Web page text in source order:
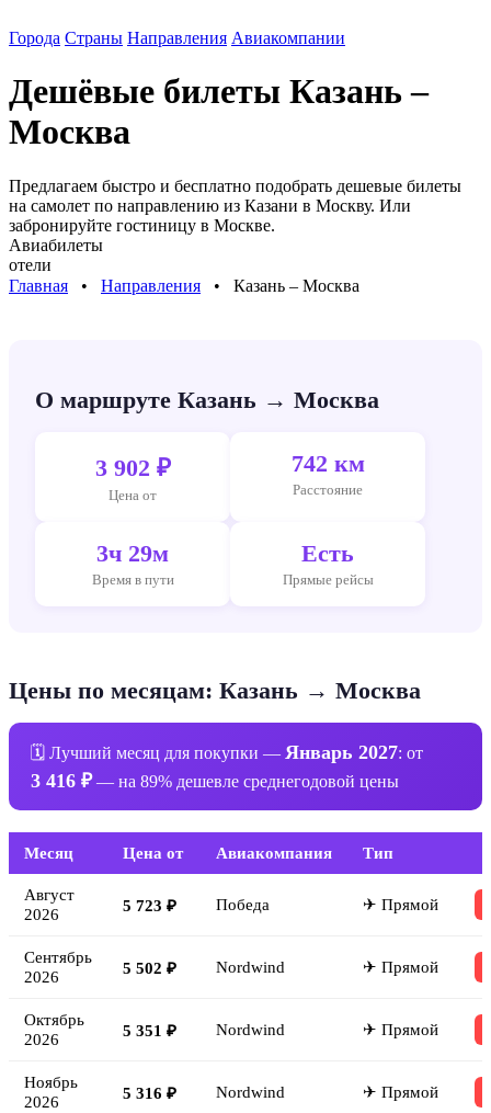
Города Страны Направления Авиакомпании
Дешёвые билеты Казань –
Москва
Предлагаем быстро и бесплатно подобрать дешевые билеты
на самолет по направлению из Казани в Москву. Или
забронируйте гостиницу в Москве.
Авиабилеты
отели
Главная ⠀•⠀ Направления ⠀•⠀ Казань – Москва
О маршруте Казань → Москва
3 902 ₽
Цена от
742 км
Расстояние
3ч 29м
Время в пути
Есть
Прямые рейсы
Цены по месяцам: Казань → Москва
🗓 Лучший месяц для покупки — Январь 2027: от
3 416 ₽— на 89% дешевле среднегодовой цены
Месяц Цена от Авиакомпания Тип
Август
2026
5 723 ₽ Победа ✈ Прямой
Сентябрь
2026
5 502 ₽ Nordwind ✈ Прямой
Октябрь
2026
5 351 ₽ Nordwind ✈ Прямой
Ноябрь
2026
5 316 ₽ Nordwind ✈ Прямой